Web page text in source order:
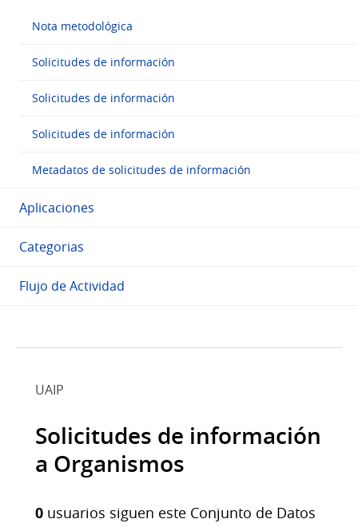
Nota metodológica
Solicitudes de información
Solicitudes de información
Solicitudes de información
Metadatos de solicitudes de información
Aplicaciones
Categorias
Flujo de Actividad
UAIP
Solicitudes de información
a Organismos
0 usuarios siguen este Conjunto de Datos